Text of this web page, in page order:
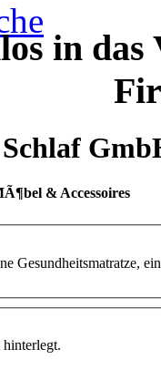
in
& Accessoires
Gesundheitsmatratze,